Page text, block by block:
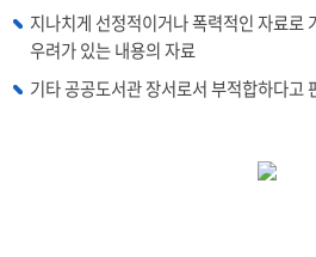
지나치게 선정적이거나 폭력적인 자료로
우려가 있는 내용의 자료
기타 공공도서관 장서로서 부적합하다고